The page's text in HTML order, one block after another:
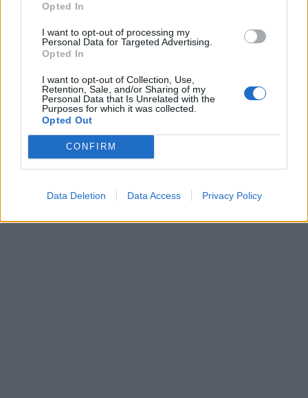
Opted In
I want to opt-out of processing my
Personal Data for Targeted Advertising.
Opted In
I want to opt-out of Collection, Use,
Retention, Sale, and/or Sharing of my
Personal Data that Is Unrelated with the
Purposes for which it was collected.
Opted Out
CONFIRM
Data Deletion Data Access Privacy Policy
In evidenza